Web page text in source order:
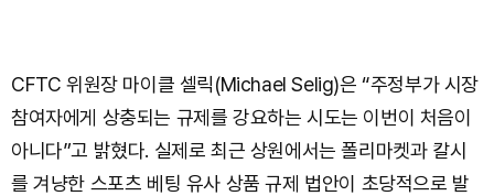
CFTC 위원장 마이클 셀릭(Michael Selig)은 “주정부가 시장
참여자에게 상충되는 규제를 강요하는 시도는 이번이 처음이
아니다”고 밝혔다. 실제로 최근 상원에서는 폴리마켓과 칼시
를 겨냥한 스포츠 베팅 유사 상품 규제 법안이 초당적으로 발